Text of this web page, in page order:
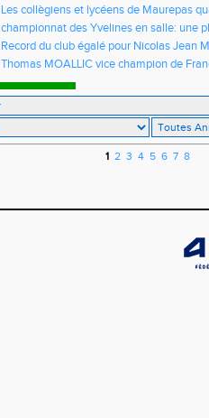
Les collègiens et lycéens de Maurepas
championnats de France UNSS
championnat des Yvelines en salle: une
personnels
Record du club égalé pour Nicolas Jean
Thomas MOALLIC vice champion de
1 2 3 4 5 6 7 8